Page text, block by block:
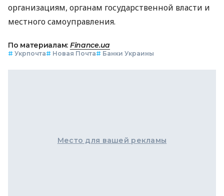
организациям, органам государственной власти и
местного самоуправления.
По материалам: Finance.ua
# Укрпочта# Новая Почта# Банки Украины
Место для вашей рекламы